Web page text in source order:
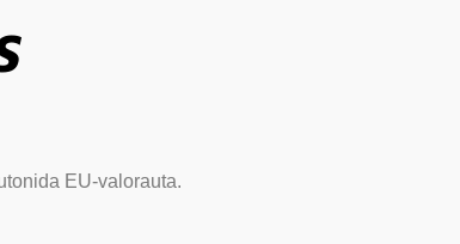
EU-valorauta.